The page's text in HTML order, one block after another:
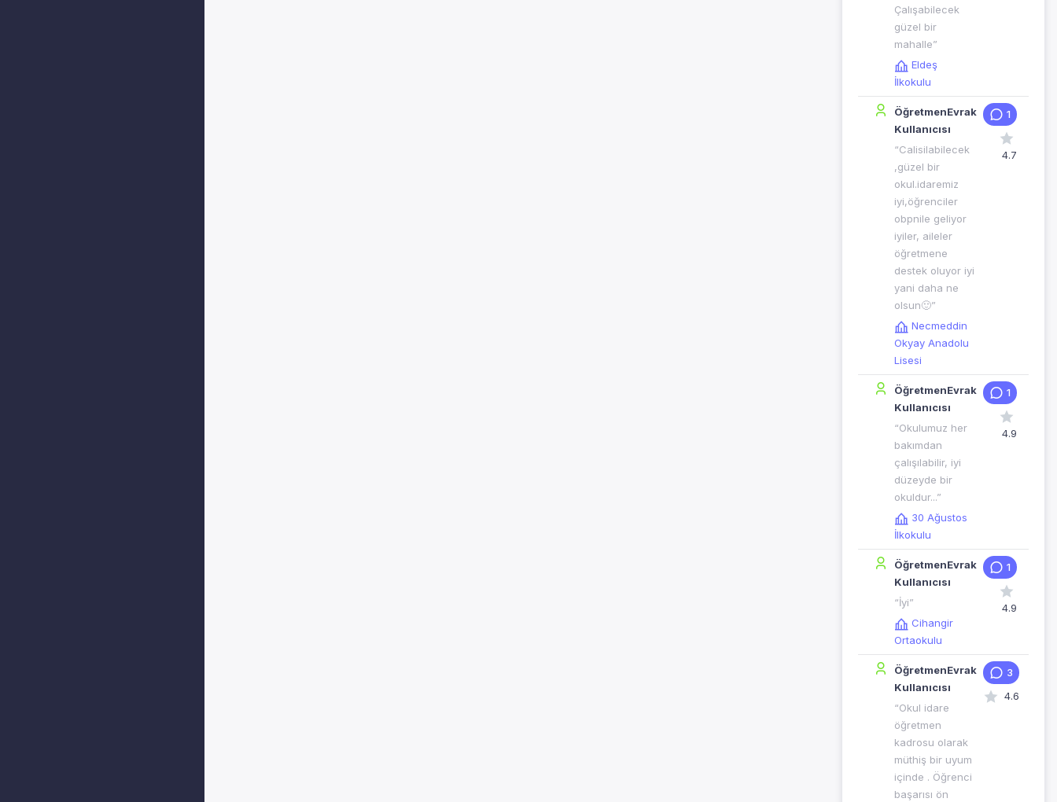
Çalışabilecek
güzel bir
mahalle”
Eldeş
İlkokulu
ÖğretmenEvrak
Kullanıcısı
“Calisilabilecek
,güzel bir
okul.idaremiz
iyi,öğrenciler
obpnile geliyor
iyiler, aileler
öğretmene
destek oluyor iyi
yani daha ne
olsun🙂”
Necmeddin
Okyay Anadolu
Lisesi
1
4.7
ÖğretmenEvrak
Kullanıcısı
“Okulumuz her
bakımdan
çalışılabilir, iyi
düzeyde bir
okuldur...”
30 Ağustos
İlkokulu
1
4.9
ÖğretmenEvrak
Kullanıcısı
“İyi”
Cihangir
Ortaokulu
1
4.9
ÖğretmenEvrak
Kullanıcısı
“Okul idare
öğretmen
kadrosu olarak
müthiş bir uyum
içinde . Öğrenci
başarısı ön
3
4.6